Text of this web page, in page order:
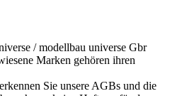
/ modellbau universe Gbr
Marken gehören ihren
Sie unsere AGBs und die